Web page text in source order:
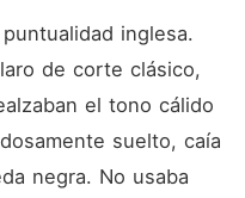
inglesa.
de corte clásico,
el tono cálido
suelto, caía
negra. No usaba